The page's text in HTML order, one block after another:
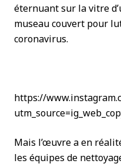
éternuant sur la vitre
museau couvert pour
coronavirus.
https://
Mais l’œuvre a en
les équipes de